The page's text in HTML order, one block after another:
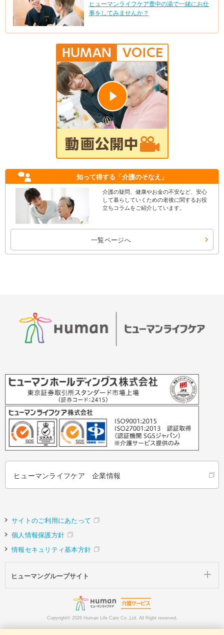
ヒューマンライフケア豊中の湯で一緒にお仕
事をしてみませんか？
知って得する 「介護のそなえ」
介護の疑問、健康やお金の不安など、安心
して暮らしていくための老後に関するお役
立ちコラムをご紹介しています。
一覧ページへ
ヒューマンライフケア 企業情報
サイトのご利用にあたって
個人情報保護方針
情報セキュリティ基本方針
ヒューマングループサイト
Copyright© 2026 Human Life Care Co.,Ltd. All Right reserved.